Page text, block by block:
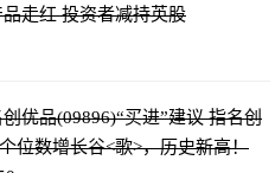
走红 投资者减持英股
优品(09896)“买进”建议 指名创
位数增长谷<歌>，历史新高！